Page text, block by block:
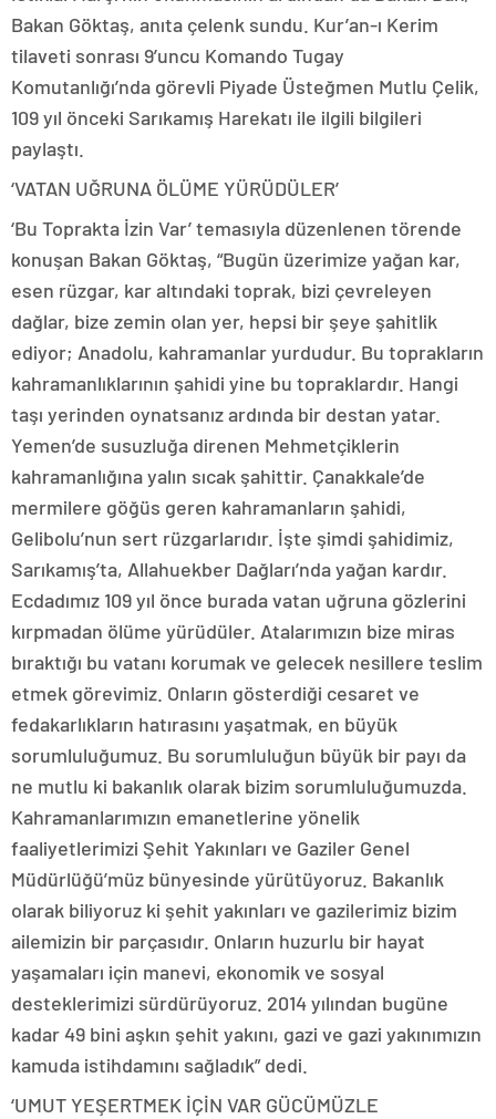
Bakan Göktaş, anıta çelenk sundu. Kur’an-ı Kerim
tilaveti sonrası 9’uncu Komando Tugay
Komutanlığı’nda görevli Piyade Üsteğmen Mutlu Çelik,
109 yıl önceki Sarıkamış Harekatı ile ilgili bilgileri
paylaştı.
‘VATAN UĞRUNA ÖLÜME YÜRÜDÜLER’
‘Bu Toprakta İzin Var’ temasıyla düzenlenen törende
konuşan Bakan Göktaş, “Bugün üzerimize yağan kar,
esen rüzgar, kar altındaki toprak, bizi çevreleyen
dağlar, bize zemin olan yer, hepsi bir şeye şahitlik
ediyor; Anadolu, kahramanlar yurdudur. Bu toprakların
kahramanlıklarının şahidi yine bu topraklardır. Hangi
taşı yerinden oynatsanız ardında bir destan yatar.
Yemen’de susuzluğa direnen Mehmetçiklerin
kahramanlığına yalın sıcak şahittir. Çanakkale’de
mermilere göğüs geren kahramanların şahidi,
Gelibolu’nun sert rüzgarlarıdır. İşte şimdi şahidimiz,
Sarıkamış’ta, Allahuekber Dağları’nda yağan kardır.
Ecdadımız 109 yıl önce burada vatan uğruna gözlerini
kırpmadan ölüme yürüdüler. Atalarımızın bize miras
bıraktığı bu vatanı korumak ve gelecek nesillere teslim
etmek görevimiz. Onların gösterdiği cesaret ve
fedakarlıkların hatırasını yaşatmak, en büyük
sorumluluğumuz. Bu sorumluluğun büyük bir payı da
ne mutlu ki bakanlık olarak bizim sorumluluğumuzda.
Kahramanlarımızın emanetlerine yönelik
faaliyetlerimizi Şehit Yakınları ve Gaziler Genel
Müdürlüğü’müz bünyesinde yürütüyoruz. Bakanlık
olarak biliyoruz ki şehit yakınları ve gazilerimiz bizim
ailemizin bir parçasıdır. Onların huzurlu bir hayat
yaşamaları için manevi, ekonomik ve sosyal
desteklerimizi sürdürüyoruz. 2014 yılından bugüne
kadar 49 bini aşkın şehit yakını, gazi ve gazi yakınımızın
kamuda istihdamını sağladık” dedi.
‘UMUT YEŞERTMEK İÇİN VAR GÜCÜMÜZLE